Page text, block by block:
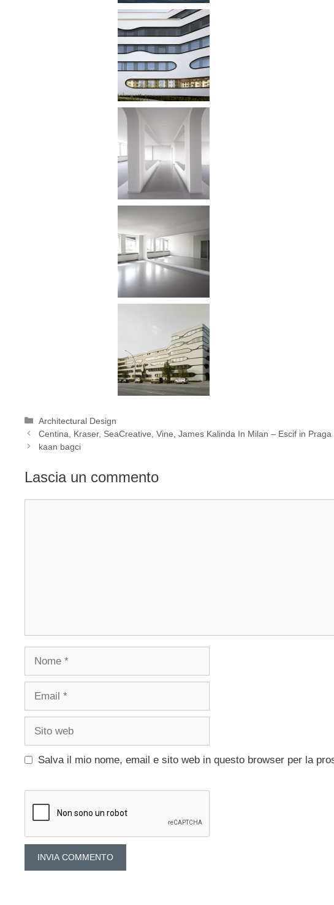
Categorie
Architectural Design
Centina, Kraser, SeaCreative, Vine, James Kalinda In Milan – Escif in Praga
kaan bagci
Lascia un commento
Nome
Email
Sito
Salva il mio nome, email e sito web in questo browser per la